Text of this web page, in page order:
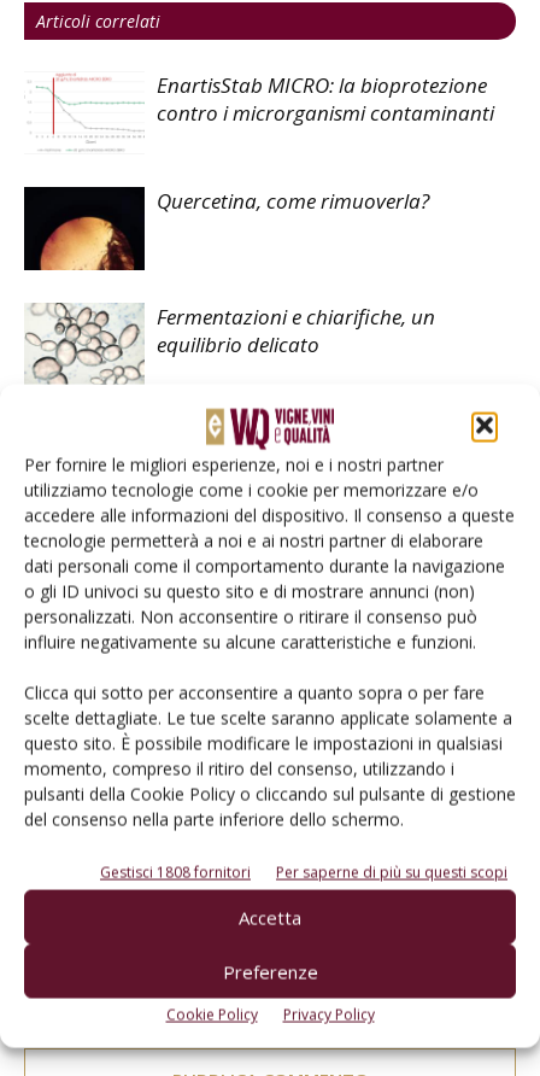
Per fornire le migliori esperienze, noi e i nostri partner
utilizziamo tecnologie come i cookie per memorizzare e/o
accedere alle informazioni del dispositivo. Il consenso a queste
tecnologie permetterà a noi e ai nostri partner di elaborare
dati personali come il comportamento durante la navigazione
o gli ID univoci su questo sito e di mostrare annunci (non)
personalizzati. Non acconsentire o ritirare il consenso può
influire negativamente su alcune caratteristiche e funzioni.
Clicca qui sotto per acconsentire a quanto sopra o per fare
scelte dettagliate. Le tue scelte saranno applicate solamente a
questo sito. È possibile modificare le impostazioni in qualsiasi
momento, compreso il ritiro del consenso, utilizzando i
pulsanti della Cookie Policy o cliccando sul pulsante di gestione
del consenso nella parte inferiore dello schermo.
Gestisci 1808 fornitori Per saperne di più su questi scopi
Accetta
Preferenze
Cookie Policy Privacy Policy
Articoli correlati
EnartisStab MICRO: la bioprotezione
contro i microrganismi contaminanti
Quercetina, come rimuoverla?
Fermentazioni e chiarifiche, un
equilibrio delicato
LASCIA UN COMMENTO
Salva il mio nome, email e sito web in questo browser per la
prossima volta che commento.